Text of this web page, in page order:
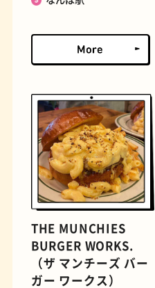
握り寿司
THE MUNCHIES
BURGER WORKS.
（ザ マンチーズ バー
ガー ワークス）